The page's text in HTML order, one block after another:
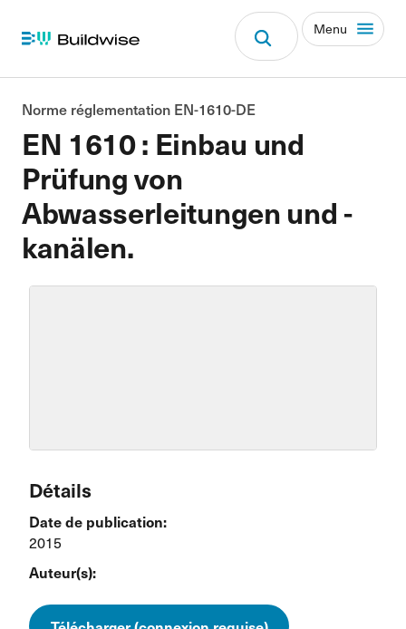
Menu
EN 1610 : Einbau und
Prüfung von
Abwasserleitungen und -
kanälen.
Norme réglementation EN-1610-DE
Détails
Date de publication:
2015
Auteur(s):